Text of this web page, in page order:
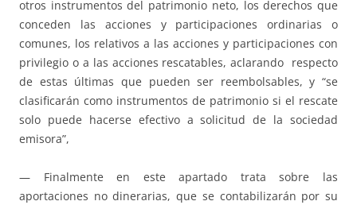
otros instrumentos del patrimonio neto, los derechos que
conceden las acciones y participaciones ordinarias o
comunes, los relativos a las acciones y participaciones con
privilegio o a las acciones rescatables, aclarando respecto
de estas últimas que pueden ser reembolsables, y “se
clasificarán como instrumentos de patrimonio si el rescate
solo puede hacerse efectivo a solicitud de la sociedad
emisora”,
— Finalmente en este apartado trata sobre las
aportaciones no dinerarias, que se contabilizarán por su